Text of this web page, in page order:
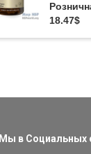
18.47$
Мы в Социальных